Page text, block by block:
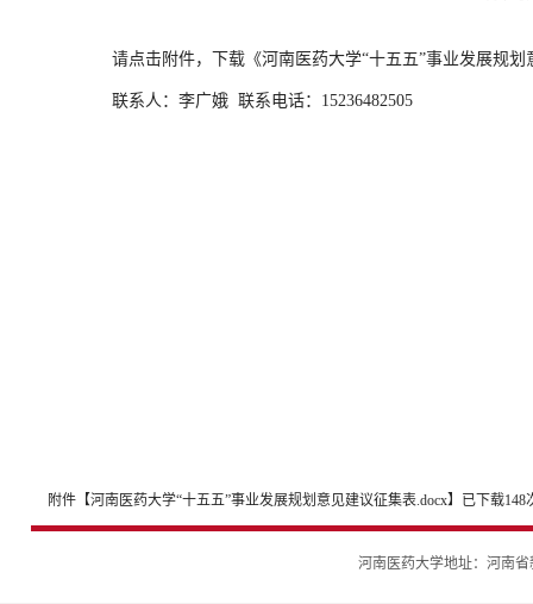
请点击附件，下载《河南医药大学“十五五”事业发展规划
联系人：李广娥 联系电话：15236482505
附件【河南医药大学“十五五”事业发展规划意见建议征集表.docx】已下载148
河南医药大学地址：河南